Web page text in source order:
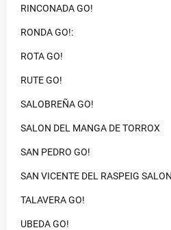
RINCONADA GO!
RONDA GO!:
ROTA GO!
RUTE GO!
SALOBREÑA GO!
SALON DEL MANGA DE TORROX
SAN PEDRO GO!
SAN VICENTE DEL RASPEIG
TALAVERA GO!
UBEDA GO!